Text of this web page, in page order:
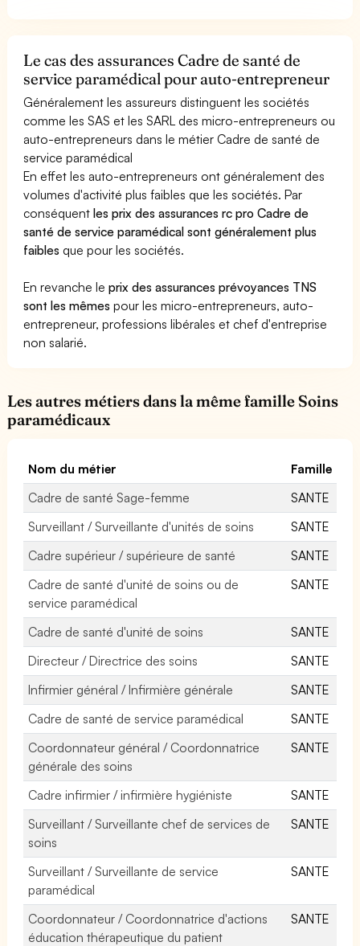
Le cas des assurances Cadre de santé de
service paramédical pour auto-entrepreneur
Généralement les assureurs distinguent les sociétés
comme les SAS et les SARL des micro-entrepreneurs ou
auto-entrepreneurs dans le métier Cadre de santé de
service paramédical
En effet les auto-entrepreneurs ont généralement des
volumes d'activité plus faibles que les sociétés. Par
conséquentles prix des assurances rc pro Cadre de
santé de service paramédical sont généralement plus
faibles que pour les sociétés.
En revanche leprix des assurances prévoyances TNS
sont les mêmes pour les micro-entrepreneurs, auto-
entrepreneur, professions libérales et chef d'entreprise
non salarié.
Les autres métiers dans la même famille Soins
paramédicaux
Nom du métier
Famille
Cadre de santé Sage-femme
SANTE
Surveillant / Surveillante d'unités de soins
SANTE
Cadre supérieur / supérieure de santé
SANTE
Cadre de santé d'unité de soins ou de
service paramédical
SANTE
Cadre de santé d'unité de soins
SANTE
Directeur / Directrice des soins
SANTE
Infirmier général / Infirmière générale
SANTE
Cadre de santé de service paramédical
SANTE
Coordonnateur général / Coordonnatrice
générale des soins
SANTE
Cadre infirmier / infirmière hygiéniste
SANTE
Surveillant / Surveillante chef de services de
soins
SANTE
Surveillant / Surveillante de service
paramédical
SANTE
Coordonnateur / Coordonnatrice d'actions
éducation thérapeutique du patient
SANTE